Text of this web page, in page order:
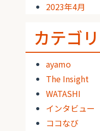
2023年4月
カテゴ
ayamo
The Insight
WATASHI
インタビュー
ココなび